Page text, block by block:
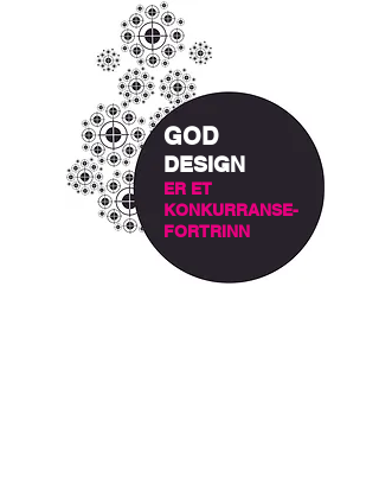
GOD
DESIGN
ER ET
KONKURRANSE-
FORTRINN